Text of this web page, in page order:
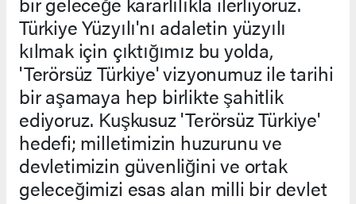
Türkiye Yüzyılı'nı adaletin yüzyılı
kılmak için çıktığımız bu yolda,
'Terörsüz Türkiye' vizyonumuz ile tarihi
bir aşamaya hep birlikte şahitlik
ediyoruz. Kuşkusuz 'Terörsüz Türkiye'
hedefi; milletimizin huzurunu ve
devletimizin güvenliğini ve ortak
geleceğimizi esas alan milli bir devlet